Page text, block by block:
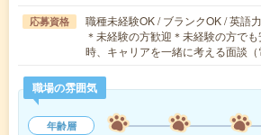
応募資格
職種未経験OK / ブランクOK / 英語
＊未経験の方歓迎＊未経験の方で
時、キャリアを一緒に考える面談
職場の雰囲気
年齢層